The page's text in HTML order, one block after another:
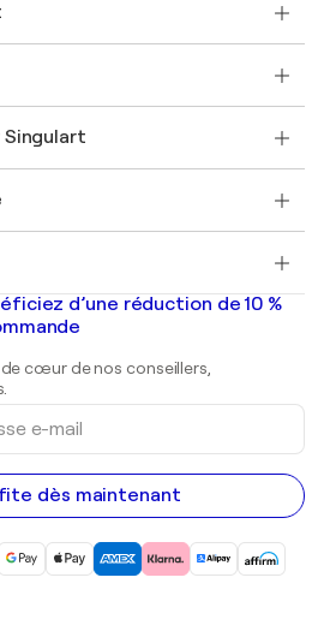
commercial
d'art original
d’une réduction de 10 %
cœur de nos conseillers,
dès maintenant